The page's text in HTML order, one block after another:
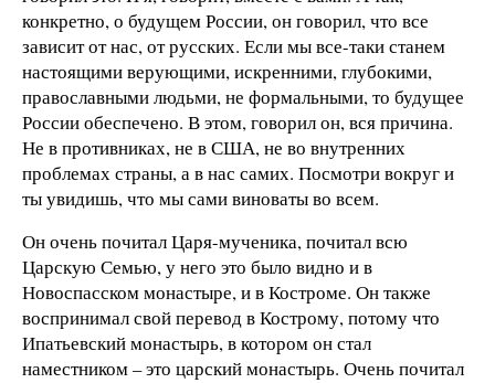
конкретно, о будущем России, он говорил, что все
зависит от нас, от русских. Если мы все-таки станем
настоящими верующими, искренними, глубокими,
православными людьми, не формальными, то будущее
России обеспечено. В этом, говорил он, вся причина.
Не в противниках, не в США, не во внутренних
проблемах страны, а в нас самих. Посмотри вокруг и
ты увидишь, что мы сами виноваты во всем.
Он очень почитал Царя-мученика, почитал всю
Царскую Семью, у него это было видно и в
Новоспасском монастыре, и в Костроме. Он также
воспринимал свой перевод в Кострому, потому что
Ипатьевский монастырь, в котором он стал
наместником – это царский монастырь. Очень почитал